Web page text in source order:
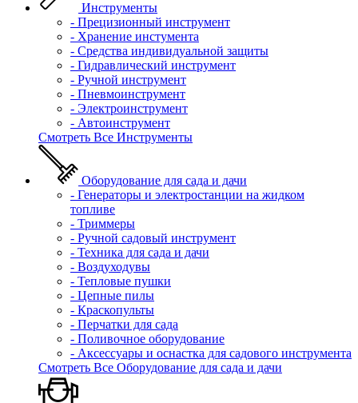
Инструменты
- Прецизионный инструмент
- Хранение инстумента
- Средства индивидуальной защиты
- Гидравлический инструмент
- Ручной инструмент
- Пневмоинструмент
- Электроинструмент
- Автоинструмент
Смотреть Все Инструменты
Оборудование для сада и дачи
- Генераторы и электростанции на жидком
топливе
- Триммеры
- Ручной садовый инструмент
- Техника для сада и дачи
- Воздуходувы
- Тепловые пушки
- Цепные пилы
- Краскопульты
- Перчатки для сада
- Поливочное оборудование
- Аксессуары и оснастка для садового инструмента
Смотреть Все Оборудование для сада и дачи